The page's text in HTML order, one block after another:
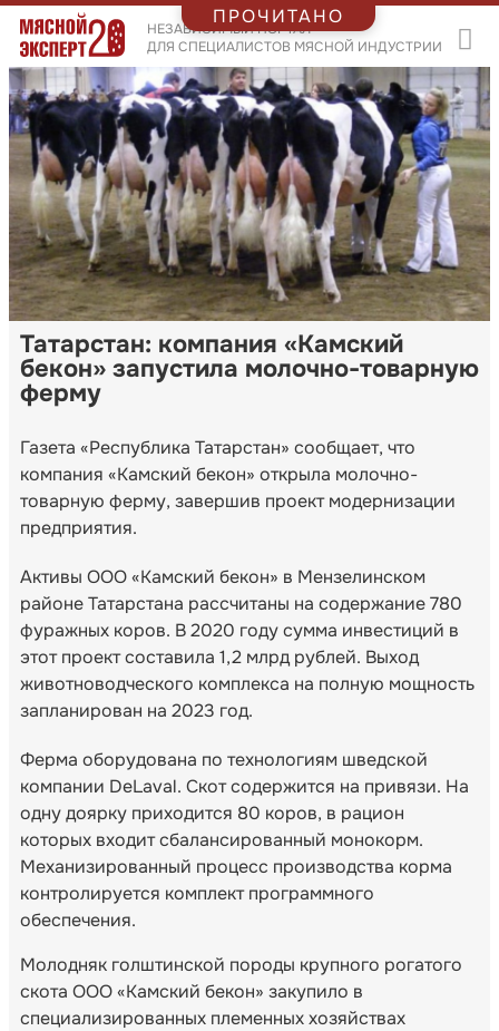
НЕЗАВИСИМЫЙ ПОРТАЛ
ДЛЯ СПЕЦИАЛИСТОВ МЯСНОЙ ИНДУСТРИИ
Татарстан: компания «Камский
бекон» запустила молочно-товарную
ферму
Газета «Республика Татарстан» сообщает, что
компания «Камский бекон» открыла молочно-
товарную ферму, завершив проект модернизации
предприятия.
Активы ООО «Камский бекон» в Мензелинском
районе Татарстана рассчитаны на содержание 780
фуражных коров. В 2020 году сумма инвестиций в
этот проект составила 1,2 млрд рублей. Выход
животноводческого комплекса на полную мощность
запланирован на 2023 год.
Ферма оборудована по технологиям шведской
компании DeLaval. Скот содержится на привязи. На
одну доярку приходится 80 коров, в рацион
которых входит сбалансированный монокорм.
Механизированный процесс производства корма
контролируется комплект программного
обеспечения.
Молодняк голштинской породы крупного рогатого
скота ООО «Камский бекон» закупило в
специализированных племенных хозяйствах
ПРОЧИТАНО